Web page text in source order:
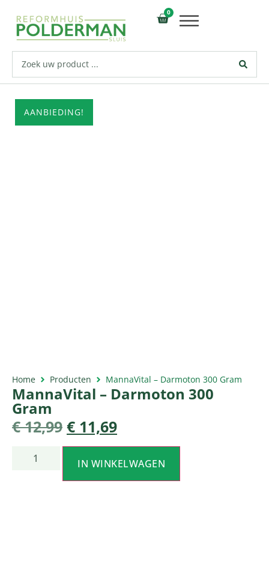
0
AANBIEDING!
Home Producten MannaVital – Darmoton 300 Gram
MannaVital – Darmoton 300
Gram
€12,99 € 11,69
IN WINKELWAGEN